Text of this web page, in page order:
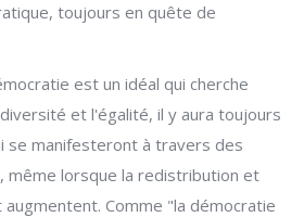
toujours en quête de
est un idéal qui cherche
et l'égalité, il y aura toujours
se manifesteront à travers des
même lorsque la redistribution et
Comme "la démocratie